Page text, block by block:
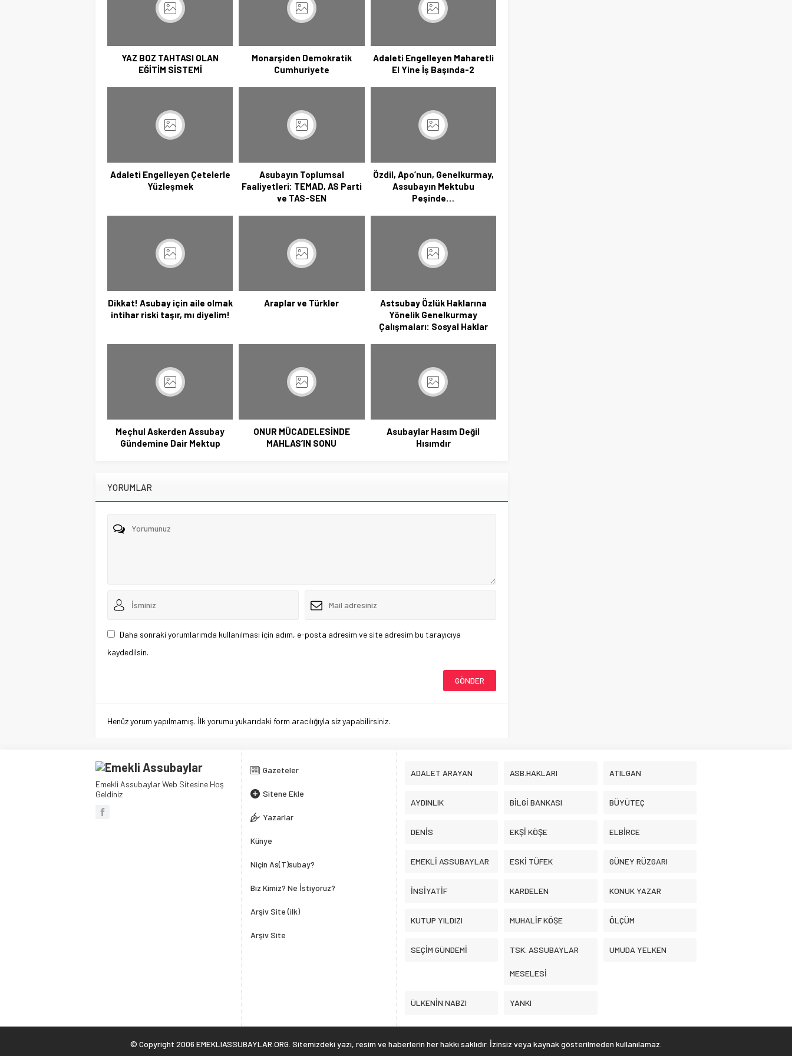
YAZ BOZ TAHTASI OLAN
EĞİTİM SİSTEMİ
Monarşiden Demokratik
Cumhuriyete
Adaleti Engelleyen Maharetli
El Yine İş Başında-2
Adaleti Engelleyen Çetelerle
Yüzleşmek
Asubayın Toplumsal
Faaliyetleri: TEMAD, AS Parti
ve TAS-SEN
Özdil, Apo’nun, Genelkurmay,
Assubayın Mektubu
Peşinde…
Dikkat! Asubay için aile olmak
intihar riski taşır, mı diyelim!
Araplar ve Türkler
Astsubay Özlük Haklarına
Yönelik Genelkurmay
Çalışmaları: Sosyal Haklar
Meçhul Askerden Assubay
Gündemine Dair Mektup
ONUR MÜCADELESİNDE
MAHLAS’IN SONU
Asubaylar Hasım Değil
Hısımdır
YORUMLAR
Daha sonraki yorumlarımda kullanılması için adım, e-posta adresim ve site adresim bu tarayıcıya
kaydedilsin.
Henüz yorum yapılmamış. İlk yorumu yukarıdaki form aracılığıyla siz yapabilirsiniz.
Emekli Assubaylar Web Sitesine Hoş
Geldiniz
Gazeteler
Sitene Ekle
Yazarlar
Künye
Niçin As(T)subay?
Biz Kimiz? Ne İstiyoruz?
Arşiv Site (ilk)
Arşiv Site
ADALET ARAYAN ASB.HAKLARI ATILGAN
AYDINLIK BİLGİ BANKASI BÜYÜTEÇ
DENİS EKŞİ KÖŞE ELBİRCE
EMEKLİ ASSUBAYLAR ESKİ TÜFEK GÜNEY RÜZGARI
İNSİYATİF KARDELEN KONUK YAZAR
KUTUP YILDIZI MUHALİF KÖŞE ÖLÇÜM
SEÇİM GÜNDEMİ TSK. ASSUBAYLAR
MESELESİ
UMUDA YELKEN
ÜLKENİN NABZI YANKI
© Copyright 2006 EMEKLIASSUBAYLAR.ORG. Sitemizdeki yazı, resim ve haberlerin her hakkı saklıdır. İzinsiz veya kaynak gösterilmeden kullanılamaz.